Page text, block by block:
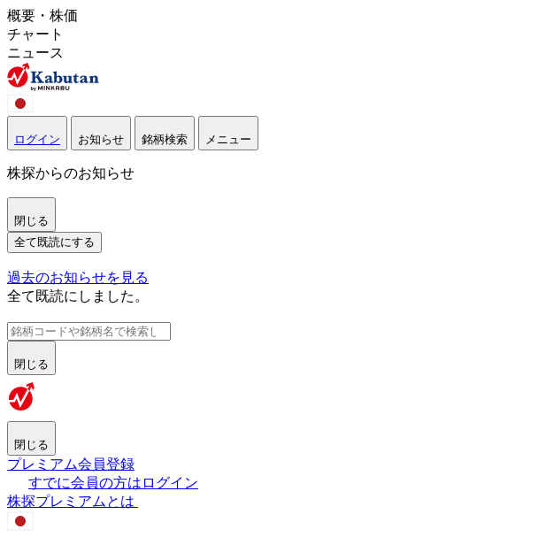
概要・株価
チャート
ニュース
ログイン お知らせ 銘柄検索 メニュー
株探からのお知らせ
閉じる
全て既読にする
過去のお知らせを見る
全て既読にしました。
閉じる
閉じる
プレミアム会員登録
すでに会員の方はログイン
株探プレミアムとは